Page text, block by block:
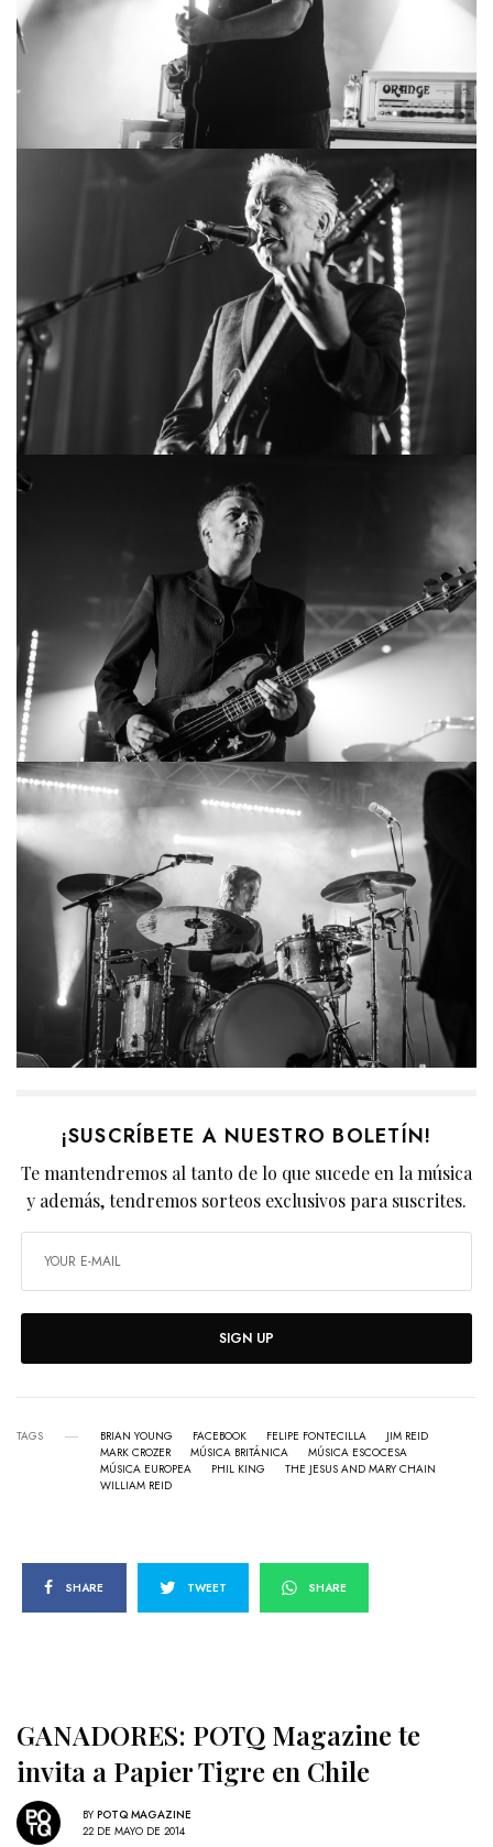
¡SUSCRÍBETE A NUESTRO BOLETÍN!
Te mantendremos al tanto de lo que sucede en la música
y además, tendremos sorteos exclusivos para suscrites.
SIGN UP
TAGS BRIAN YOUNG FACEBOOK FELIPE FONTECILLA
JIM REID
MARK CROZER
MÚSICA BRITÁNICA
MÚSICA ESCOCESA
MÚSICA EUROPEA
PHIL KING
THE JESUS AND MARY CHAIN
WILLIAM REID
SHARE TWEET SHARE
GANADORES: POTQ Magazine te
invita a Papier Tigre en Chile
BY POTQ MAGAZINE
22 DE MAYO DE 2014